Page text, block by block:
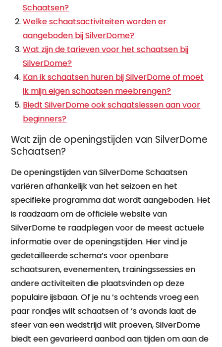
Schaatsen?
Welke schaatsactiviteiten worden er
aangeboden bij SilverDome?
Wat zijn de tarieven voor het schaatsen bij
SilverDome?
Kan ik schaatsen huren bij SilverDome of moet
ik mijn eigen schaatsen meebrengen?
Biedt SilverDome ook schaatslessen aan voor
beginners?
Wat zijn de openingstijden van SilverDome
Schaatsen?
De openingstijden van SilverDome Schaatsen
variëren afhankelijk van het seizoen en het
specifieke programma dat wordt aangeboden. Het
is raadzaam om de officiële website van
SilverDome te raadplegen voor de meest actuele
informatie over de openingstijden. Hier vind je
gedetailleerde schema’s voor openbare
schaatsuren, evenementen, trainingssessies en
andere activiteiten die plaatsvinden op deze
populaire ijsbaan. Of je nu ’s ochtends vroeg een
paar rondjes wilt schaatsen of ’s avonds laat de
sfeer van een wedstrijd wilt proeven, SilverDome
biedt een gevarieerd aanbod aan tijden om aan de